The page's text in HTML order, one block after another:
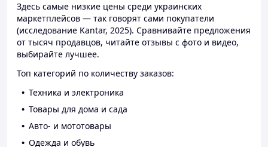
Здесь самые низкие цены среди украинских
маркетплейсов — так говорят сами покупатели
(исследование Kantar, 2025). Сравнивайте предложения
от тысяч продавцов, читайте отзывы с фото и видео,
выбирайте лучшее.
Топ категорий по количеству заказов:
Техника и электроника
Товары для дома и сада
Авто- и мототовары
Одежда и обувь